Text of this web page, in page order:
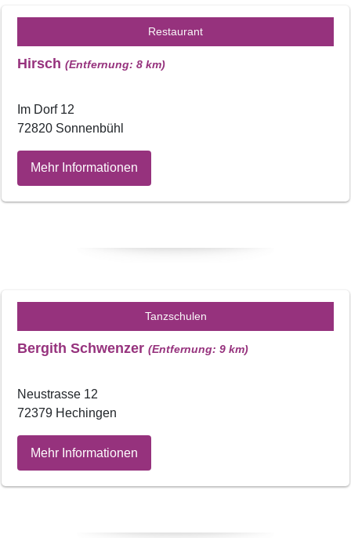
Restaurant
Hirsch (Entfernung: 8 km)
Im Dorf 12
72820 Sonnenbühl
Mehr Informationen
Tanzschulen
Bergith Schwenzer (Entfernung: 9 km)
Neustrasse 12
72379 Hechingen
Mehr Informationen